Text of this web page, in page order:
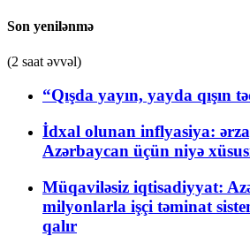
Son yenilənmə
(2 saat əvvəl)
“Qışda yayın, yayda qışın
İdxal olunan inflyasiya:
Azərbaycan üçün niyə
Müqaviləsiz iqtisadiyyat:
milyonlarla işçi təminat
qalır